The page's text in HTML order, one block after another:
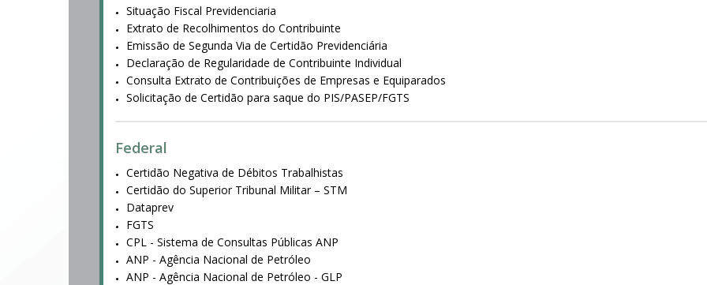
Situação Fiscal Previdenciaria
Extrato de Recolhimentos do Contribuinte
Emissão de Segunda Via de Certidão Previdenciária
Declaração de Regularidade de Contribuinte Individual
Consulta Extrato de Contribuições de Empresas e Equiparados
Solicitação de Certidão para saque do PIS/PASEP/FGTS
Federal
Certidão Negativa de Débitos Trabalhistas
Certidão do Superior Tribunal Militar – STM
Dataprev
FGTS
CPL - Sistema de Consultas Públicas ANP
ANP - Agência Nacional de Petróleo
ANP - Agência Nacional de Petróleo - GLP